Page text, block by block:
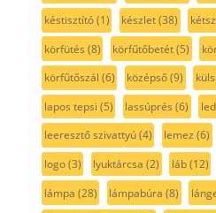
késtisztító(1) készlet(38)
körfütés (8) körfűtőbetét(5)
körfűtőszál (6) középső(9)
lapos tepsi (5) lassúprés (6) led
leeresztő szivattyú(4) lemez (6)
logo(3) lyuktárcsa (2) láb(12)
lámpa (28) lámpabúra (8)